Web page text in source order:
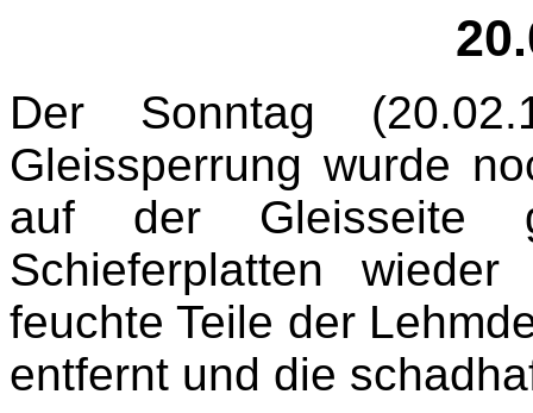
Der Sonntag
Gleissperrung wurde
auf der Gleisseite
Schieferplatten
feuchte Teile der
entfernt und die